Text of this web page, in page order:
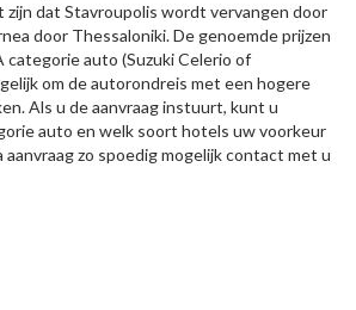
zijn dat Stavroupolis wordt vervangen door
door Thessaloniki. De genoemde prijzen
categorie auto (Suzuki Celerio of
om de autorondreis met een hogere
Als u de aanvraag instuurt, kunt u
auto en welk soort hotels uw voorkeur
aanvraag zo spoedig mogelijk contact met u